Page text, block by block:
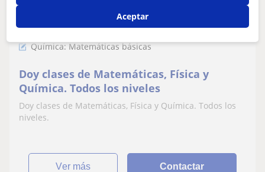
Arroyo De La Encomienda, Sima...
Química: Matemáticas básicas
Doy clases de Matemáticas, Física y
Química. Todos los niveles
Doy clases de Matemáticas, Física y Química. Todos los
niveles.
ver más Contactar
Aceptar